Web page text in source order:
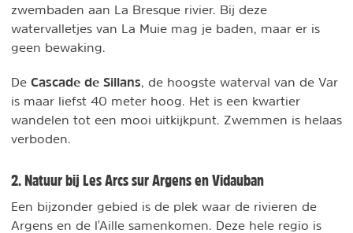
zwembaden aan La Bresque rivier. Bij deze
watervalletjes van La Muie mag je baden, maar er is
geen bewaking.
De Cascade de Sillans, de hoogste waterval van de Var
is maar liefst 40 meter hoog. Het is een kwartier
wandelen tot een mooi uitkijkpunt. Zwemmen is helaas
verboden.
2. Natuur bij Les Arcs sur Argens en Vidauban
Een bijzonder gebied is de plek waar de rivieren de
Argens en de l'Aille samenkomen. Deze hele regio is